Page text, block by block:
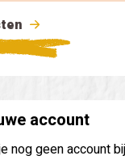
account
nog geen account